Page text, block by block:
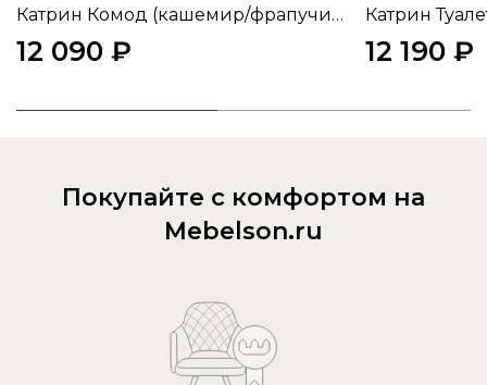
Катрин Комод (кашемир/фрапучино матовый)
12 090 ₽ 12 190 ₽
Покупайте с комфортом на
Mebelson.ru